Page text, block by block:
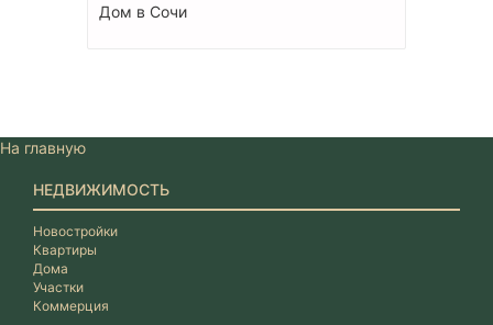
Дом в Сочи
На главную
НЕДВИЖИМОСТЬ
Новостройки
Квартиры
Дома
Участки
Коммерция